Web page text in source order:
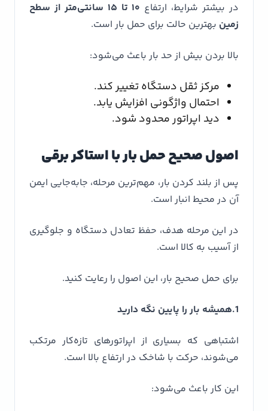
در بیشتر شرایط، ارتفاع
۱۰ تا ۱۵ سانتی‌متر از سطح
زمین بهترین حالت برای حمل بار است.
بالا بردن بیش از حد بار باعث می‌شود:
مرکز ثقل دستگاه تغییر کند.
احتمال واژگونی افزایش یابد.
دید اپراتور محدود شود.
اصول صحیح حمل بار با استاکر برقی
پس از بلند کردن بار، مهم‌ترین مرحله، جابه‌جایی ایمن
آن در محیط انبار است.
در این مرحله هدف، حفظ تعادل دستگاه و جلوگیری
از آسیب به کالا است.
برای حمل صحیح بار، این اصول را رعایت کنید.
1.همیشه بار را پایین نگه دارید
اشتباهی که بسیاری از اپراتورهای تازه‌کار مرتکب
می‌شوند، حرکت با شاخک در ارتفاع بالا است.
این کار باعث می‌شود: